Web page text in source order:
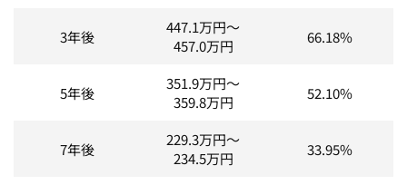
3年後 447.1万円～
457.0万円 66.18%
5年後 351.9万円～
359.8万円 52.10%
7年後 229.3万円～
234.5万円 33.95%